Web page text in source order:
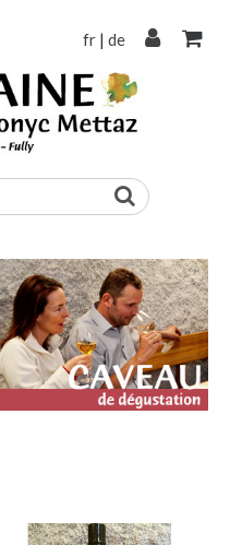
fr | de